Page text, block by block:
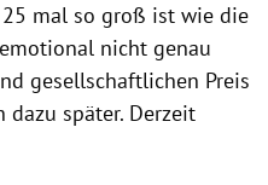
mal so groß ist wie die
nicht genau
gesellschaftlichen Preis
später. Derzeit